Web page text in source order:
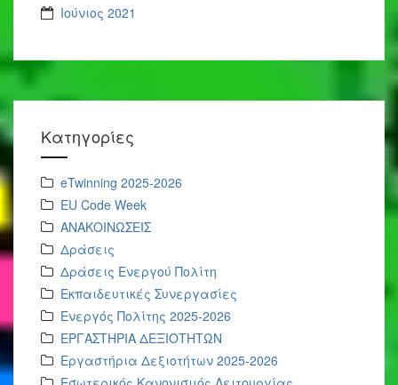
Ιούνιος 2021
Kατηγορίες
eTwinning 2025-2026
EU Code Week
ΑΝΑΚΟΙΝΩΣΕΙΣ
Δράσεις
Δράσεις Ενεργού Πολίτη
Εκπαιδευτικές Συνεργασίες
Ενεργός Πολίτης 2025-2026
ΕΡΓΑΣΤΗΡΙΑ ΔΕΞΙΟΤΗΤΩΝ
Εργαστήρια Δεξιοτήτων 2025-2026